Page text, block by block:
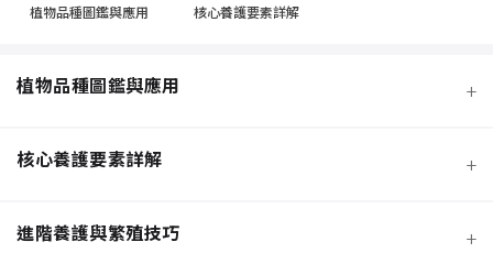
植物品種圖鑑與應用 核心養護要素詳解
植物品種圖鑑與應用 +
核心養護要素詳解 +
進階養護與繁殖技巧 +